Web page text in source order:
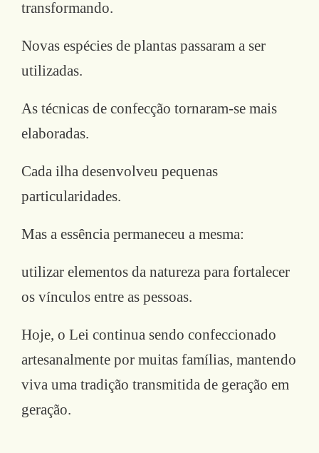
transformando.
Novas espécies de plantas passaram a ser
utilizadas.
As técnicas de confecção tornaram-se mais
elaboradas.
Cada ilha desenvolveu pequenas
particularidades.
Mas a essência permaneceu a mesma:
utilizar elementos da natureza para fortalecer
os vínculos entre as pessoas.
Hoje, o Lei continua sendo confeccionado
artesanalmente por muitas famílias, mantendo
viva uma tradição transmitida de geração em
geração.